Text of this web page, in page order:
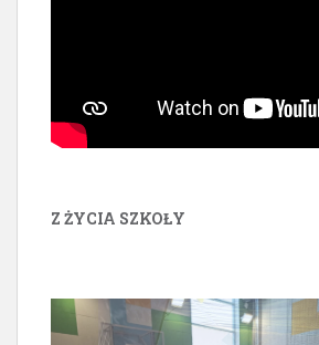
Z ŻYCIA SZKOŁY